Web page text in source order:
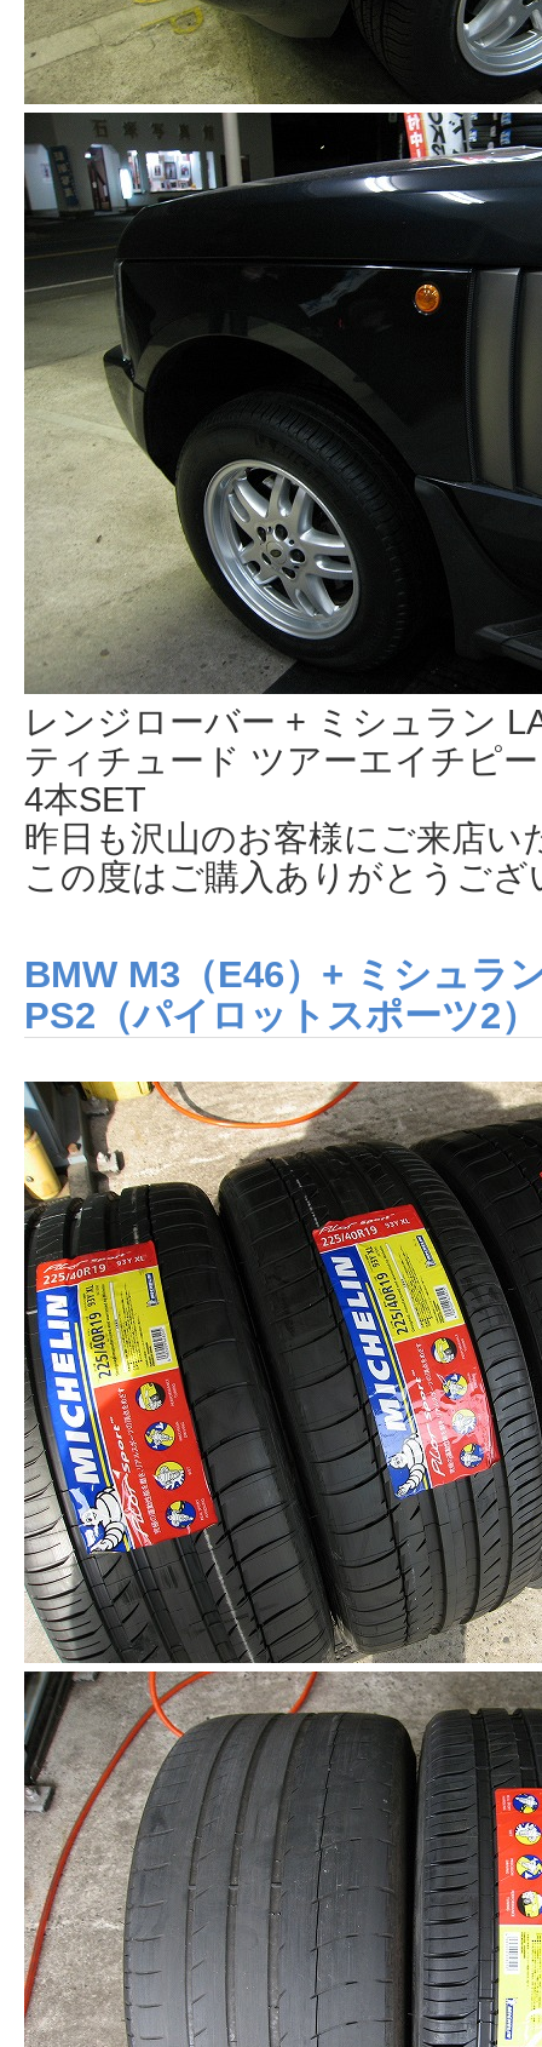
レンジローバー + ミシュラン
ティチュード ツアーエイチピ
4本SET
昨日も沢山のお客様にご来店い
この度はご購入ありがとうござ
BMW M3（E46）+ ミシュラ
PS2（パイロットスポーツ2